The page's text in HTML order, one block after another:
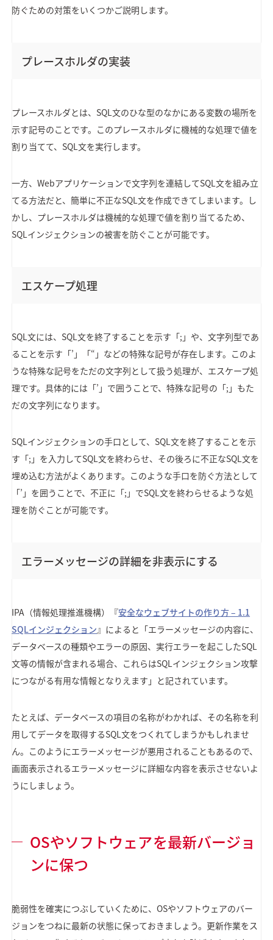
防ぐための対策をいくつかご説明します。
プレースホルダの実装
プレースホルダとは、SQL文のひな型のなかにある変数の場所を
示す記号のことです。このプレースホルダに機械的な処理で値を
割り当てて、SQL文を実行します。
一方、Webアプリケーションで文字列を連結してSQL文を組み立
てる方法だと、簡単に不正なSQL文を作成できてしまいます。し
かし、プレースホルダは機械的な処理で値を割り当てるため、
SQLインジェクションの被害を防ぐことが可能です。
エスケープ処理
SQL文には、SQL文を終了することを示す「;」や、文字列型であ
ることを示す「’」「“」などの特殊な記号が存在します。このよ
うな特殊な記号をただの文字列として扱う処理が、エスケープ処
理です。具体的には「’」で囲うことで、特殊な記号の「;」もた
だの文字列になります。
SQLインジェクションの手口として、SQL文を終了することを示
す「;」を入力してSQL文を終わらせ、その後ろに不正なSQL文を
埋め込む方法がよくあります。このような手口を防ぐ方法として
「’」を囲うことで、不正に「;」でSQL文を終わらせるような処
理を防ぐことが可能です。
エラーメッセージの詳細を非表示にする
IPA（情報処理推進機構）『安全なウェブサイトの作り方 – 1.1
SQLインジェクション』によると「エラーメッセージの内容に、
データベースの種類やエラーの原因、実行エラーを起こしたSQL
文等の情報が含まれる場合、これらはSQLインジェクション攻撃
につながる有用な情報となりえます」と記されています。
たとえば、データベースの項目の名称がわかれば、その名称を利
用してデータを取得するSQL文をつくれてしまうかもしれませ
ん。このようにエラーメッセージが悪用されることもあるので、
画面表示されるエラーメッセージに詳細な内容を表示させないよ
うにしましょう。
OSやソフトウェアを最新バージョ
ンに保つ
脆弱性を確実につぶしていくために、OSやソフトウェアのバー
ジョンをつねに最新の状態に保っておきましょう。更新作業をス